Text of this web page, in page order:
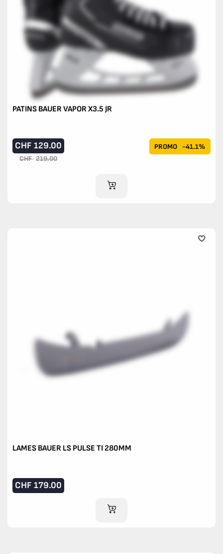
PATINS BAUER VAPOR X3.5 JR
PROMO -41.1%
CHF 129.00
CHF 219.00
AJOUTER AU PANIER
LAMES BAUER LS PULSE TI 280MM
CHF 179.00
AJOUTER AU PANIER